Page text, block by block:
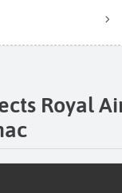
Royal